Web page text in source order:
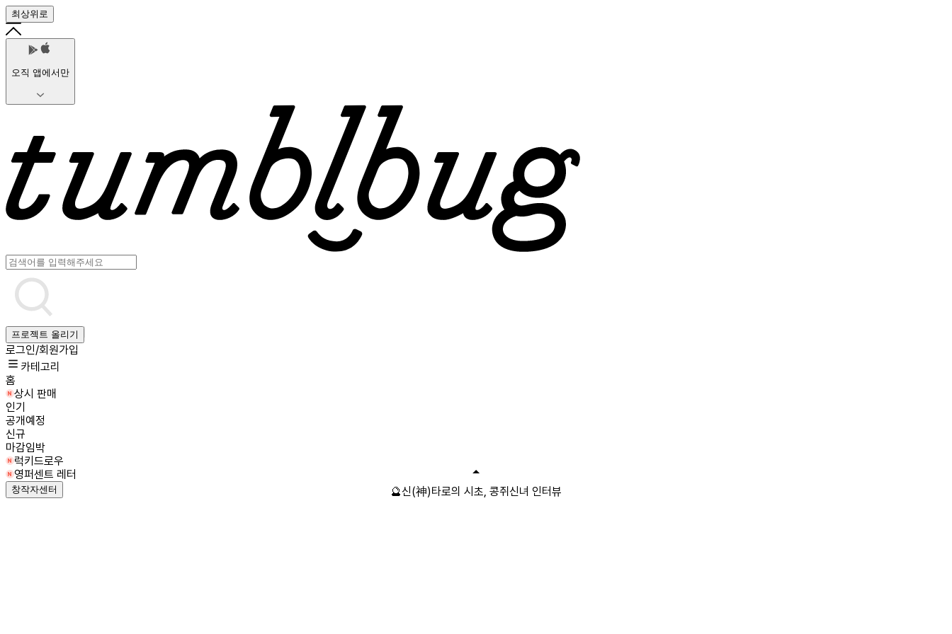
최상위로
오직 앱에서만
프로젝트 올리기
로그인/회원가입
카테고리
홈
상시 판매
인기
공개예정
신규
마감임박
럭키드로우
영퍼센트 레터
창작자센터 🔮신(神)타로의 시초, 콩쥐신녀 인터뷰